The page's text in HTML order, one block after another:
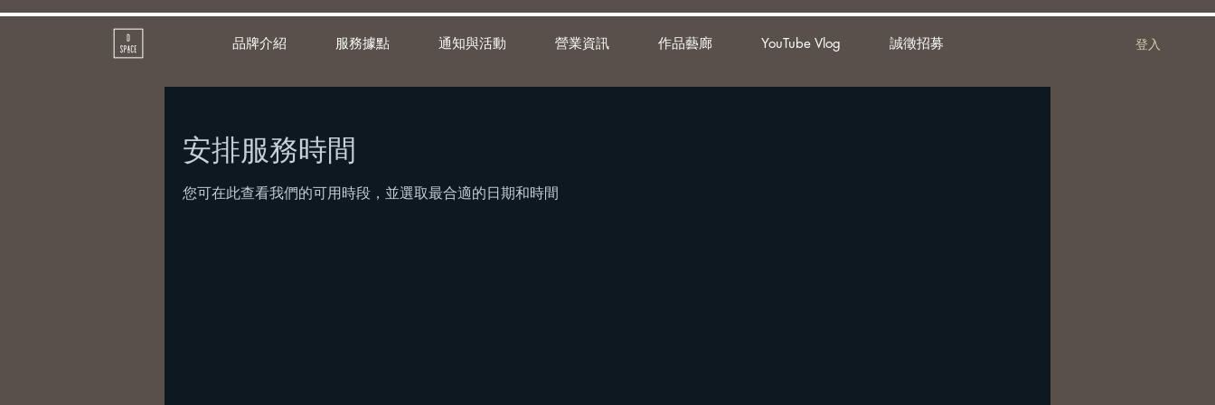
品牌介紹 服務據點 通知與活動 營業資訊 作品藝廊 YouTube Vlog 誠徵招募 登入
安排服務時間
您可在此查看我們的可用時段，並選取最合適的日期和時間